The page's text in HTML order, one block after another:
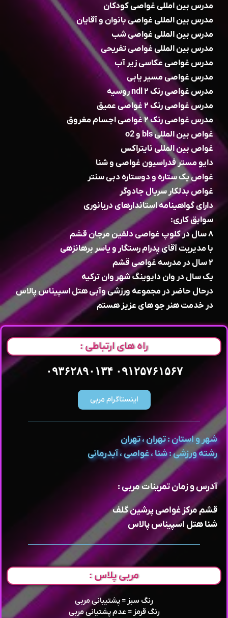
مدرس بین امللی غواصی کودکان
مدرس بین المللی غواصی بانوان و آقایان
مدرس بین المللی غواصی شب
مدرس بین المللی غواصی تفریحی
مدرس غواصی عکاسی زیر آب
مدرس غواصی مسیر یابی
مدرس غواصی رنک ۲ ndl روسیه
مدرس غواصی رنک ۲ غواصی عمیق
مدرس غواصی رنک ۲ غواصی اجسام مغروق
غواص بین المللی bls و o2
غواص بین المللی نایتراکس
دایو مستر فدراسیون غواصی و شنا
غواص یک ستاره و دوستاره دبی سنتر
غواص بدلکار سریال جادوگر
دارای گواهینامه استاندارهای دریانوری
سوابق کاری:
۸ سال در کلوپ غواصی دلفین مرجان قشم
با مدیریت آقای پدرام رستگار و یاسر برهانزهی
۲ سال در مدرسه غواصی قشم
یک سال در وان دایوینگ شهر وان ترکیه
درحال حاضر در مجموعه ورزشی وآبی هتل اسپیناس پالاس
در خدمت هنر جو های عزیز هستم
راه های ارتباطی :
۰۹۱۲۵۷۶۱۵۶۷ ۰۹۳۶۲۸۹۰۱۳۴
اینستاگرام مربی
شهر و استان : تهران ، تهران
رشته ورزشی : شنا ، غواصی ، آبدرمانی
آدرس و زمان تمرینات مربی :
قشم مرکز غواصی پرشین گلف
شنا هتل اسپیناس پالاس
مربی پلاس :
رنگ سبز = پشتیبانی مربی
رنگ قرمز = عدم پشتیانی مربی